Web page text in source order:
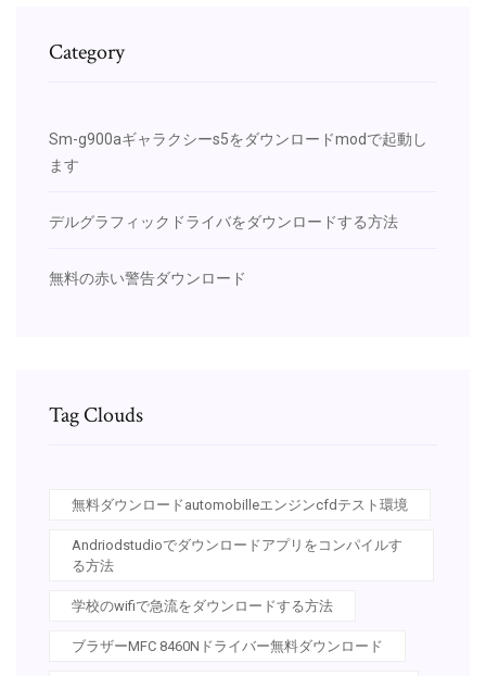
Category
Sm-g900aギャラクシーs5をダウンロードmodで起動し
ます
デルグラフィックドライバをダウンロードする方法
無料の赤い警告ダウンロード
Tag Clouds
無料ダウンロードautomobilleエンジンcfdテスト環境
Andriodstudioでダウンロードアプリをコンパイルす
る方法
学校のwifiで急流をダウンロードする方法
ブラザーMFC 8460Nドライバー無料ダウンロード